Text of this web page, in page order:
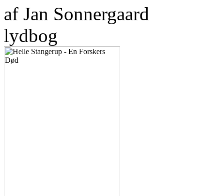
af Jan Sonnergaard
lydbog